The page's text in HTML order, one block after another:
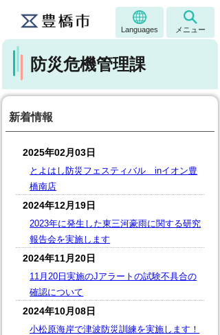
Languages メニュー
防災危機管理課
新着情報
2025年02月03日
とよはし防災フェスティバル inイオン豊
橋南店
2024年12月19日
2023年に発生した東三河豪雨に関する研究
報告会を実施します
2024年11月20日
11月20日実施のJアラートの試験不具合の
確認について
2024年10月08日
小松原海岸で津波防災訓練を実施します！